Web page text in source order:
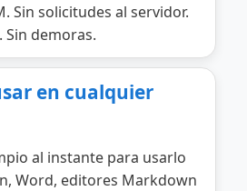
Sin solicitudes al servidor.
Sin demoras.
en cualquier
al instante para usarlo
Word, editores Markdown